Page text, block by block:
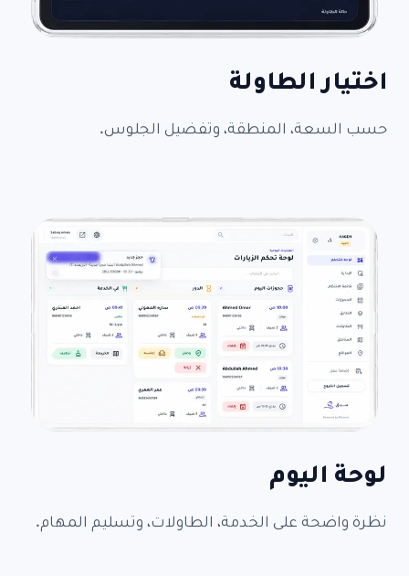
اختيار الطاولة
حسب السعة، المنطقة، وتفضيل الجلوس.
لوحة اليوم
نظرة واضحة على الخدمة، الطاولات، وتسليم المهام.